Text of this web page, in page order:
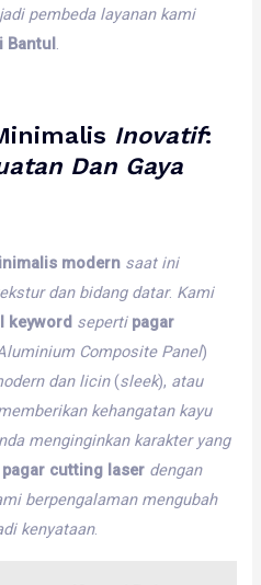
pembeda layanan kami
Bantul.
Inovatif:
Dan Gaya
modern saat ini
dan bidang datar. Kami
keyword seperti pagar
Composite Panel)
dan licin(sleek), atau
kehangatan kayu
menginginkan karakter yang
pagar cutting laser dengan
berpengalaman mengubah
kenyataan.